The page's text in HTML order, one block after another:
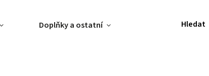
Doplňky a ostatní Akce & Slevy